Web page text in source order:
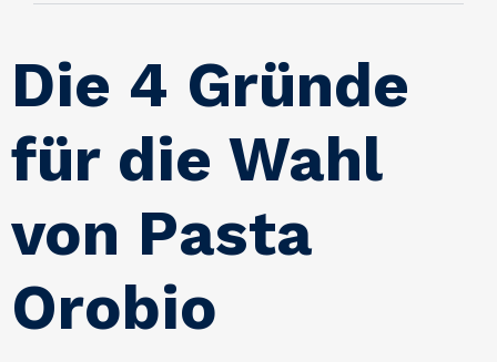
Die 4 Gründe
für die Wahl
von Pasta
Orobio